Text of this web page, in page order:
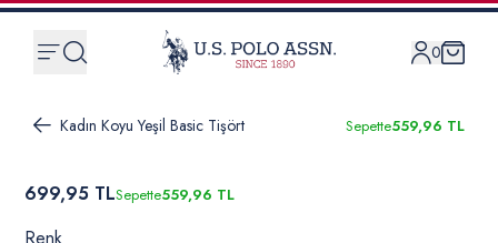
0
Kadın Koyu Yeşil Basic Tişört Sepette559,96 TL
699,95 TLSepette559,96 TL